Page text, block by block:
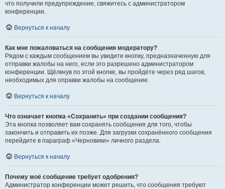
что получили предупреждение, свяжитесь с администратором
конференции.
Вернуться к началу
Как мне пожаловаться на сообщения модератору?
Рядом с каждым сообщением вы увидите кнопку, предназначенную для
отправки жалобы на него, если это разрешено администратором
конференции. Щёлкнув по этой кнопке, вы пройдёте через ряд шагов,
необходимых для оправки жалобы на сообщение.
Вернуться к началу
Что означает кнопка «Сохранить» при создании сообщения?
Эта кнопка позволяет вам сохранять сообщения для того, чтобы
закончить и отправить их позже. Для загрузки сохранённого сообщения
перейдите в параграф «Черновики» личного раздела.
Вернуться к началу
Почему моё сообщение требует одобрения?
Администратор конференции может решить, что сообщения требуют